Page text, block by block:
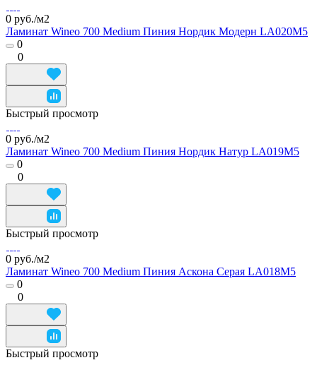
0 руб./м2
Ламинат Wineo 700 Medium Пиния Нордик Модерн LA020M5
0
0
Быстрый просмотр
0 руб./м2
Ламинат Wineo 700 Medium Пиния Нордик Натур LA019M5
0
0
Быстрый просмотр
0 руб./м2
Ламинат Wineo 700 Medium Пиния Аскона Серая LA018M5
0
0
Быстрый просмотр